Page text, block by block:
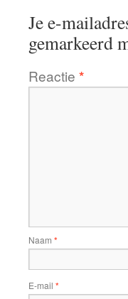
Je e-
gemarkeerd
Reactie *
Naam *
E-mail *